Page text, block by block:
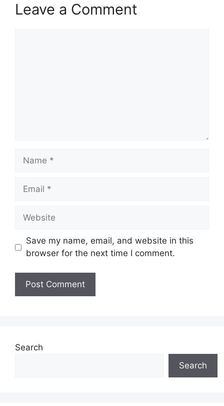
Leave a Comment
Name
Email
Website
Save my name, email, and website in this
browser for the next time I comment.
Search
Search